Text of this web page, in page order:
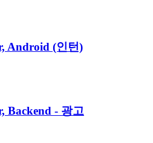
Android (인턴)
Backend - 광고